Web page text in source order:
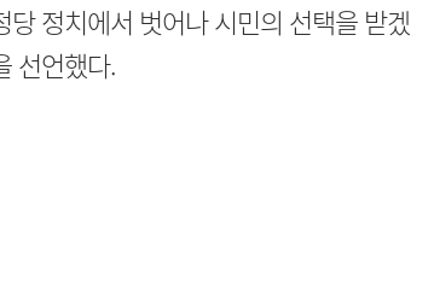
정치에서 벗어나 시민의 선택을 받겠
선언했다.